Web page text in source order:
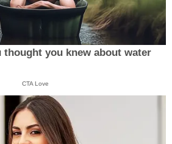
thought you knew about water
CTA Love